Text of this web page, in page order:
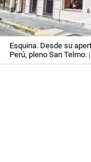
Esquina. Desde su
Perú, pleno San Telmo.